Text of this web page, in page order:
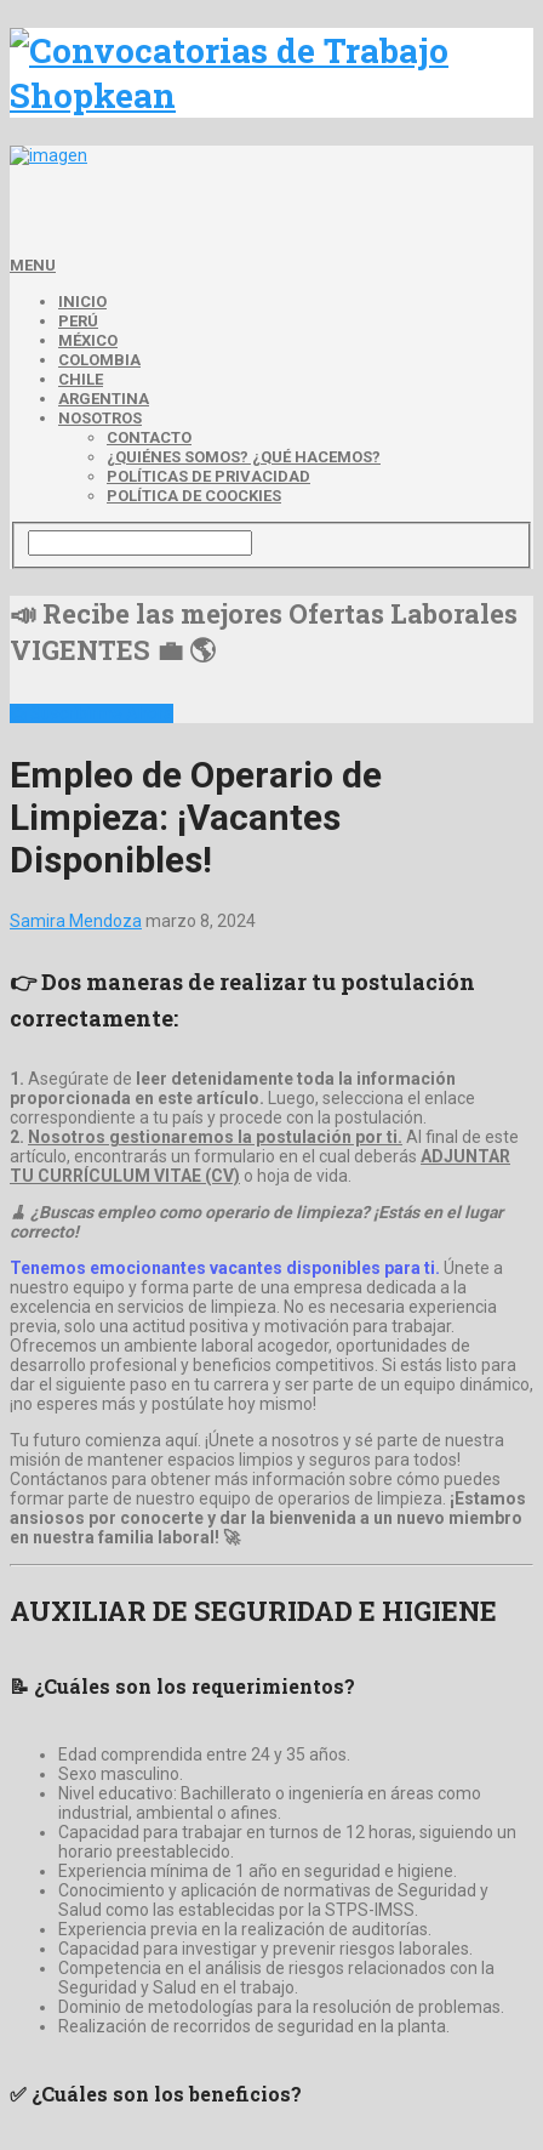
MENU
INICIO
PERÚ
MÉXICO
COLOMBIA
CHILE
ARGENTINA
NOSOTROS
CONTACTO
¿QUIÉNES SOMOS? ¿QUÉ HACEMOS?
POLÍTICAS DE PRIVACIDAD
POLÍTICA DE COOCKIES
📣 Recibe las mejores Ofertas Laborales
VIGENTES 💼 🌎
Empleo de Operario de
Limpieza: ¡Vacantes
Disponibles!
Samira Mendoza marzo 8, 2024
👉 Dos maneras de realizar tu postulación
correctamente:
1. Asegúrate de leer detenidamente toda la información
proporcionada en este artículo. Luego, selecciona el enlace
correspondiente a tu país y procede con la postulación.
2. Nosotros gestionaremos la postulación por ti. Al final de este
artículo, encontrarás un formulario en el cual deberás ADJUNTAR
TU CURRÍCULUM VITAE (CV) o hoja de vida.
🧹 ¿Buscas empleo como operario de limpieza? ¡Estás en el lugar
correcto!
Tenemos emocionantes vacantes disponibles para ti. Únete a
nuestro equipo y forma parte de una empresa dedicada a la
excelencia en servicios de limpieza. No es necesaria experiencia
previa, solo una actitud positiva y motivación para trabajar.
Ofrecemos un ambiente laboral acogedor, oportunidades de
desarrollo profesional y beneficios competitivos. Si estás listo para
dar el siguiente paso en tu carrera y ser parte de un equipo dinámico,
¡no esperes más y postúlate hoy mismo!
Tu futuro comienza aquí. ¡Únete a nosotros y sé parte de nuestra
misión de mantener espacios limpios y seguros para todos!
Contáctanos para obtener más información sobre cómo puedes
formar parte de nuestro equipo de operarios de limpieza. ¡Estamos
ansiosos por conocerte y dar la bienvenida a un nuevo miembro
en nuestra familia laboral! 🚀
AUXILIAR DE SEGURIDAD E HIGIENE
📝 ¿Cuáles son los requerimientos?
Edad comprendida entre 24 y 35 años.
Sexo masculino.
Nivel educativo: Bachillerato o ingeniería en áreas como
industrial, ambiental o afines.
Capacidad para trabajar en turnos de 12 horas, siguiendo un
horario preestablecido.
Experiencia mínima de 1 año en seguridad e higiene.
Conocimiento y aplicación de normativas de Seguridad y
Salud como las establecidas por la STPS-IMSS.
Experiencia previa en la realización de auditorías.
Capacidad para investigar y prevenir riesgos laborales.
Competencia en el análisis de riesgos relacionados con la
Seguridad y Salud en el trabajo.
Dominio de metodologías para la resolución de problemas.
Realización de recorridos de seguridad en la planta.
✅ ¿Cuáles son los beneficios?